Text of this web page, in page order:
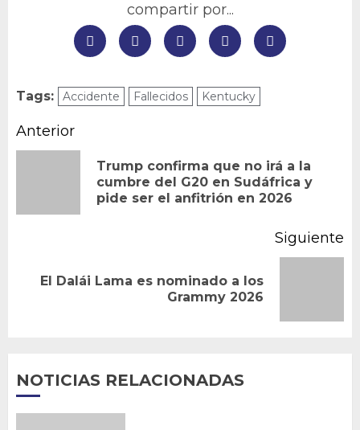
compartir por...
Tags: Accidente Fallecidos Kentucky
Navegación
entradas
Anterior
Trump confirma que no irá a la
cumbre del G20 en Sudáfrica y
pide ser el anfitrión en 2026
Siguiente
Siguiente
El Dalái Lama es nominado a los
Grammy 2026
NOTICIAS RELACIONADAS